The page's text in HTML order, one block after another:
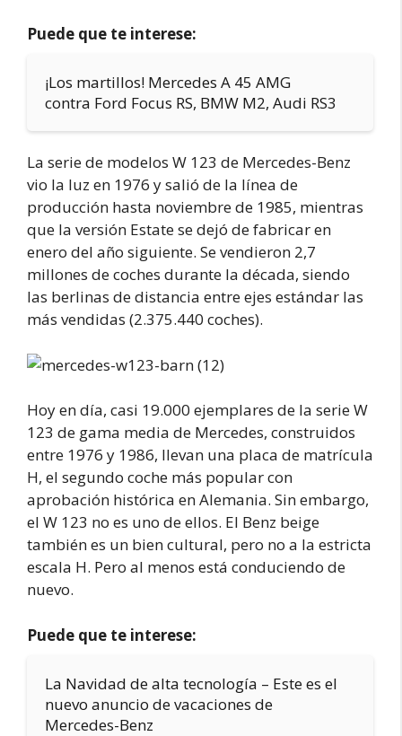
Puede que te interese:
¡Los martillos! Mercedes A 45 AMG
contra Ford Focus RS, BMW M2, Audi RS3
La serie de modelos W 123 de Mercedes-Benz
vio la luz en 1976 y salió de la línea de
producción hasta noviembre de 1985, mientras
que la versión Estate se dejó de fabricar en
enero del año siguiente. Se vendieron 2,7
millones de coches durante la década, siendo
las berlinas de distancia entre ejes estándar las
más vendidas (2.375.440 coches).
Hoy en día, casi 19.000 ejemplares de la serie W
123 de gama media de Mercedes, construidos
entre 1976 y 1986, llevan una placa de matrícula
H, el segundo coche más popular con
aprobación histórica en Alemania. Sin embargo,
el W 123 no es uno de ellos. El Benz beige
también es un bien cultural, pero no a la estricta
escala H. Pero al menos está conduciendo de
nuevo.
Puede que te interese:
La Navidad de alta tecnología – Este es el
nuevo anuncio de vacaciones de
Mercedes-Benz